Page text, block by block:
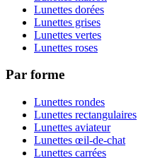
Lunettes dorées
Lunettes grises
Lunettes vertes
Lunettes roses
Par forme
Lunettes rondes
Lunettes rectangulaires
Lunettes aviateur
Lunettes œil-de-chat
Lunettes carrées